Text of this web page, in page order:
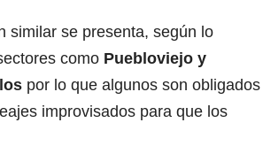
similar se presenta, según lo
como Puebloviejo y
por lo que algunos son obligados
improvisados para que los